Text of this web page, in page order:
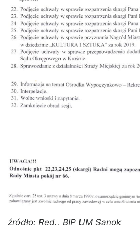
źródło: Red., BIP UM Sanok